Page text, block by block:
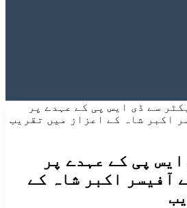
سے ڈی ایس پی کے عہدے پر
اکبر شاہ کے اعزاز میں تقریب
پی کے عہدے پر
آفیسر اکبر شاہ کے